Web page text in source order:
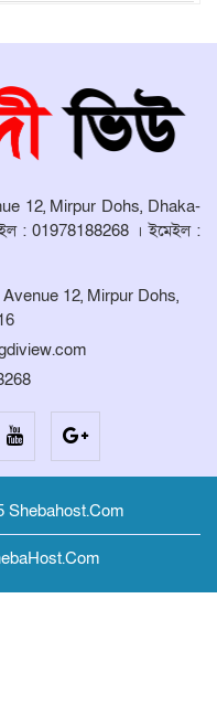
অনুষ্ঠান অনুষ্ঠিত।
আহাম্মদপুরে পানিবন্দি
প্রকাশের জেরে সাংবাদিক
দুর্যোগ ব্যবস্থাপনা
12, Mirpur Dohs, Dhaka-
: 01978188268 । ইমেইল :
12, Mirpur Dohs,